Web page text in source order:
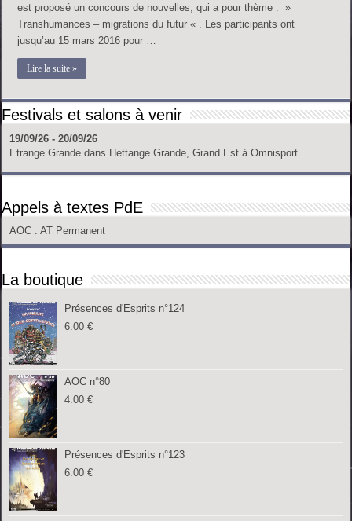
est proposé un concours de nouvelles, qui a pour thème : »
Transhumances – migrations du futur « . Les participants ont
jusqu’au 15 mars 2016 pour …
Lire la suite »
Festivals et salons à venir
19/09/26 - 20/09/26
Etrange Grande dans Hettange Grande, Grand Est à Omnisport
Appels à textes PdE
AOC : AT Permanent
La boutique
Présences d'Esprits n°124
6.00€
AOC n°80
4.00€
Présences d'Esprits n°123
6.00€